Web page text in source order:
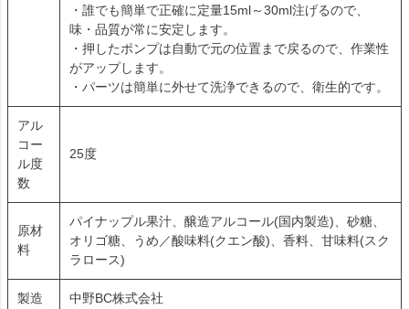
・誰でも簡単で正確に定量15ml～30ml注げるので、
味・品質が常に安定します。
・押したポンプは自動で元の位置まで戻るので、作業性
がアップします。
・パーツは簡単に外せて洗浄できるので、衛生的です。
アル
コー
ル度
数
25度
原材
料
パイナップル果汁、醸造アルコール(国内製造)、砂糖、
オリゴ糖、うめ／酸味料(クエン酸)、香料、甘味料(スク
ラロース)
製造
中野BC株式会社